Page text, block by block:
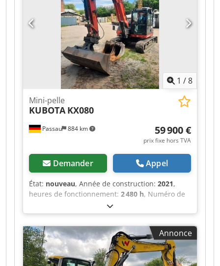
1 /8
Passau 884 km
Mini-pelle
KUBOTA KX080
59 900 €
prix fixe hors TVA
Demander Appel
État: nouveau, Année de construction: 2021,
heures de fonctionnement: 2 480 h, Numéro de
référence en entrepôt : Dimensions de transport
(L x l x h) : 0 x 0 x 0 Cedpfozp T Tyox Anteha ----
Flèche monoculaire Chenilles en caoutchouc
2 circuits auxiliaires y compris attache rapide
HS08 sans équipements de creusement
Emplacement : Dresde
Annonce